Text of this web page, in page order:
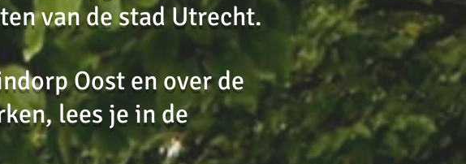
van de stad Utrecht.
Oost en over de
lees je in de